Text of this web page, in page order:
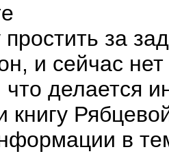
за
и сейчас
делается
книгу
в